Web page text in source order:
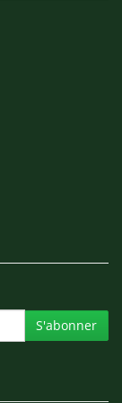
S'abonner